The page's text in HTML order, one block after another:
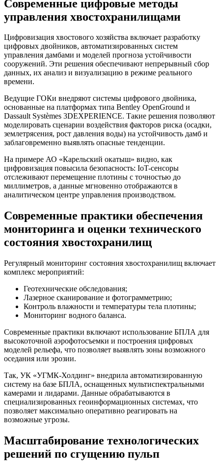
Современные цифровые методы
управления хвостохранилищами
Цифровизация хвостового хозяйства включает разработку
цифровых двойников, автоматизированных систем
управления дамбами и моделей прогноза устойчивости
сооружений. Эти решения обеспечивают непрерывный сбор
данных, их анализ и визуализацию в режиме реального
времени.
Ведущие ГОКи внедряют системы цифрового двойника,
основанные на платформах типа Bentley OpenGround и
Dassault Systèmes 3DEXPERIENCE. Такие решения позволяют
моделировать сценарии воздействия факторов риска (осадки,
землетрясения, рост давления воды) на устойчивость дамб и
заблаговременно выявлять опасные тенденции.
На примере АО «Карельский окатыш» видно, как
цифровизация повысила безопасность: IoT-сенсоры
отслеживают перемещение плотины с точностью до
миллиметров, а данные мгновенно отображаются в
аналитическом центре управления производством.
Современные практики обеспечения
мониторинга и оценки технического
состояния хвостохранилищ
Регулярный мониторинг состояния хвостохранилищ включает
комплекс мероприятий:
Геотехнические обследования;
Лазерное сканирование и фотограмметрию;
Контроль влажности и температуры тела плотины;
Мониторинг водного баланса.
Современные практики включают использование БПЛА для
высокоточной аэрофотосъемки и построения цифровых
моделей рельефа, что позволяет выявлять зоны возможного
оседания или эрозии.
Так, УК «УГМК-Холдинг» внедрила автоматизированную
систему на базе БПЛА, оснащенных мультиспектральными
камерами и лидарами. Данные обрабатываются в
специализированных геоинформационных системах, что
позволяет максимально оперативно реагировать на
возможные угрозы.
Масштабирование технологических
решений по сгущению пульп